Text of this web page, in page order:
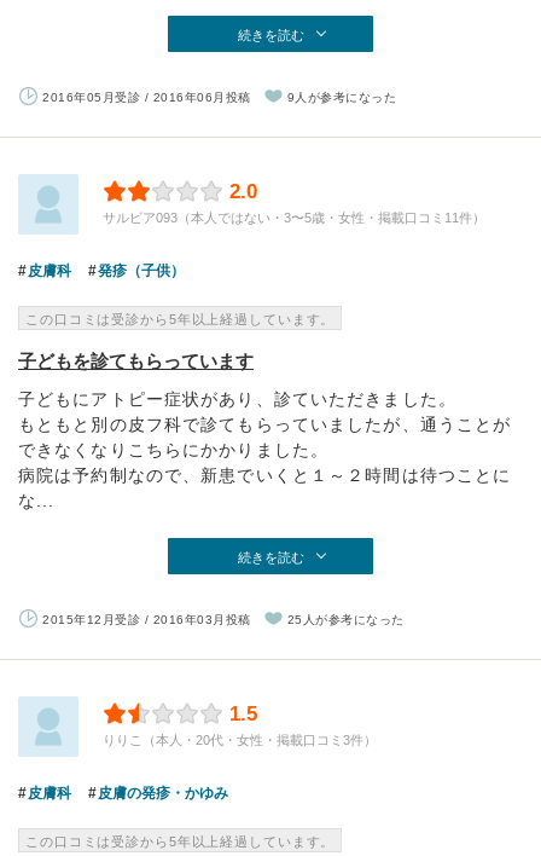
続きを読む
2016年05月受診 / 2016年06月投稿 9人が参考になった
2.0
サルビア093（本人ではない・3〜5歳・女性・掲載口コミ11件）
皮膚科 発疹（子供）
この口コミは受診から5年以上経過しています。
子どもを診てもらっています
子どもにアトピー症状があり、診ていただきました。
もともと別の皮フ科で診てもらっていましたが、通うことが
できなくなりこちらにかかりました。
病院は予約制なので、新患でいくと１～２時間は待つことに
な...
続きを読む
2015年12月受診 / 2016年03月投稿 25人が参考になった
1.5
りりこ（本人・20代・女性・掲載口コミ3件）
皮膚科 皮膚の発疹・かゆみ
この口コミは受診から5年以上経過しています。